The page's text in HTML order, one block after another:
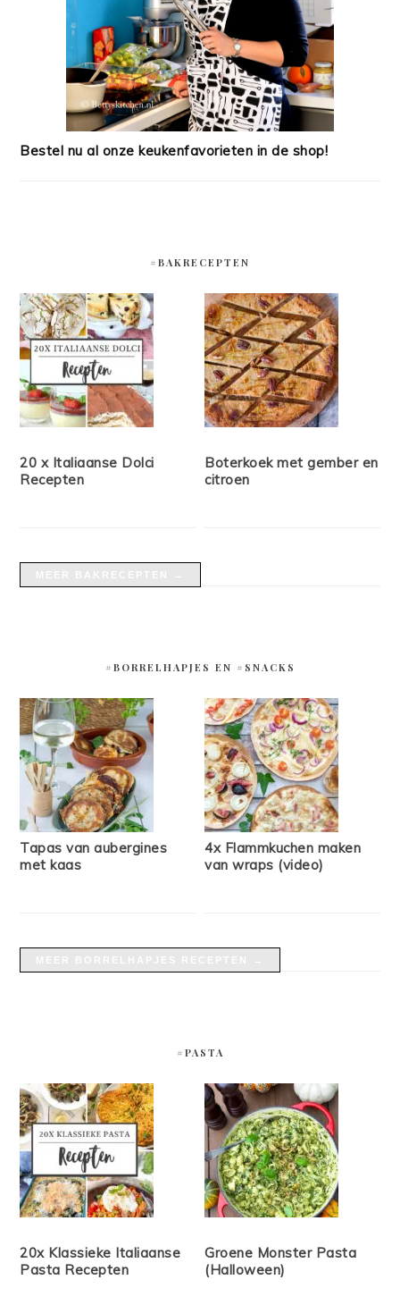
Bestel nu al onze keukenfavorieten in de shop!
#BAKRECEPTEN
20 x Italiaanse Dolci
Recepten
Boterkoek met gember en
citroen
#BORRELHAPJES EN #SNACKS
Tapas van aubergines
met kaas
4x Flammkuchen maken
van wraps (video)
#PASTA
20x Klassieke Italiaanse
Pasta Recepten
Groene Monster Pasta
(Halloween)